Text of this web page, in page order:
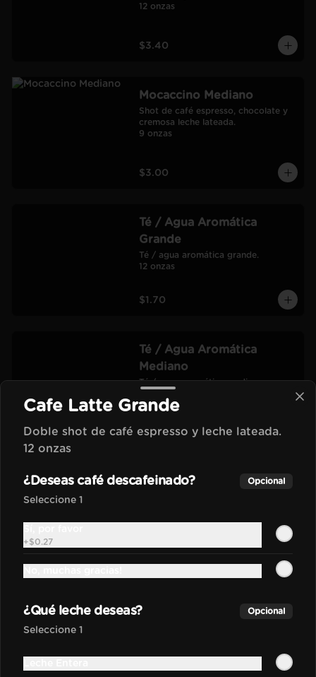
12 onzas
$3.40
Mocaccino Mediano
Shot de café espresso, chocolate y
cremosa leche lateada.
9 onzas
$3.00
Té / Agua Aromática
Grande
Té / agua aromática grande.
12 onzas
$1.70
Té / Agua Aromática
Mediano
Té / agua aromática mediano.
$1.40
Bebidas Frías
Irish Frapu
Doble shot de café espresso, leche
condensada, leche y crema de
Cafe Latte Grande
Doble shot de café espresso y leche lateada.
12 onzas
¿Deseas café descafeinado? Opcional
Seleccione 1
+$0.27
¿Qué leche deseas? Opcional
Seleccione 1